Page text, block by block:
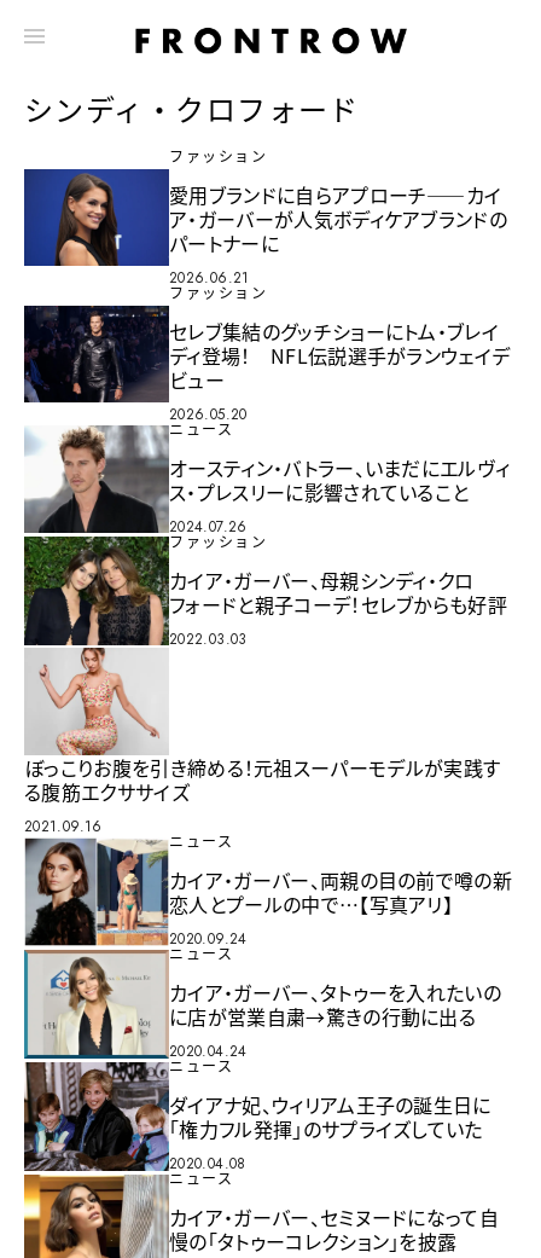
シンディ・クロフォード
ファッション
愛用ブランドに自らアプローチ——カイ
ア・ガーバーが人気ボディケアブランドの
パートナーに
2026.06.21
ファッション
セレブ集結のグッチショーにトム・ブレイ
ディ登場！ NFL伝説選手がランウェイデ
ビュー
2026.05.20
ニュース
オースティン・バトラー、いまだにエルヴィ
ス・プレスリーに影響されていること
2024.07.26
ファッション
カイア・ガーバー、母親シンディ・クロ
フォードと親子コーデ！セレブからも好評
2022.03.03
ぼっこりお腹を引き締める！元祖スーパーモデルが実践す
る腹筋エクササイズ
2021.09.16
ニュース
カイア・ガーバー、両親の目の前で噂の新
恋人とプールの中で…【写真アリ】
2020.09.24
ニュース
カイア・ガーバー、タトゥーを入れたいの
に店が営業自粛→驚きの行動に出る
2020.04.24
ニュース
ダイアナ妃、ウィリアム王子の誕生日に
「権力フル発揮」のサプライズしていた
2020.04.08
ニュース
カイア・ガーバー、セミヌードになって自
慢の「タトゥーコレクション」を披露